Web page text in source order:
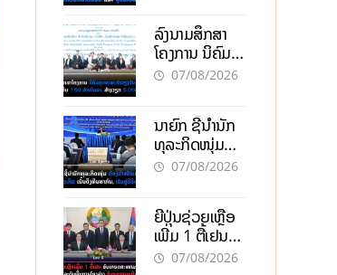
ແລະ ຈຸນລະ
ວິສາຫະກິດ
ລົງນາມສຶກສາ
ໂຄງການ ນິຄົມ
ອຸດສາຫະກຳ
150 ລ້ານໂດລາ,
ສ້າງວຽກ 5.000
ຕຳແໜ່ງ
07/08/2026
ນາຍົກ ຊີ້ນຳນັກ
ທຸລະກິດໜຸ່ມ
ຕ້ອງນຳໜ້າແກ້
ສາກົນ, ຫັນສູ່ດິຈິ
ຕອນ
07/08/2026
ຍີ່ປຸ່ນຊ່ວຍເຫຼືອ
ເພີ່ມ 1 ຕື້ເຢນ
ອັບເກຣດ
07/08/2026